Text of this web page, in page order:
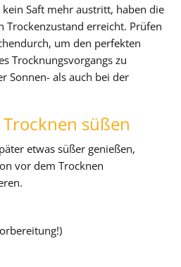
Saft mehr austritt, haben die
Trockenzustand erreicht. Prüfen
um den perfekten
Trocknungsvorgangs zu
Sonnen- als auch bei der
süßen
etwas süßer genießen,
vor dem Trocknen